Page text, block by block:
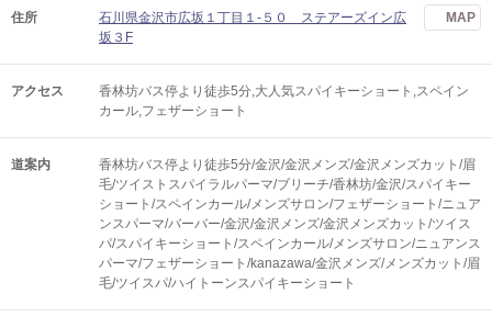
住所
石川県金沢市広坂１丁目１-５０ ステアーズイン広
坂３F
MAP
アクセス
香林坊バス停より徒歩5分,大人気スパイキーショート,スペイン
カール,フェザーショート
道案内
香林坊バス停より徒歩5分/金沢/金沢メンズ/金沢メンズカット/眉
毛/ツイストスパイラルパーマ/ブリーチ/香林坊/金沢/スパイキー
ショート/スペインカール/メンズサロン/フェザーショート/ニュア
ンスパーマ/バーバー/金沢/金沢メンズ/金沢メンズカット/ツイス
パ/スパイキーショート/スペインカール/メンズサロン/ニュアンス
パーマ/フェザーショート/kanazawa/金沢メンズ/メンズカット/眉
毛/ツイスパ/ハイトーンスパイキーショート